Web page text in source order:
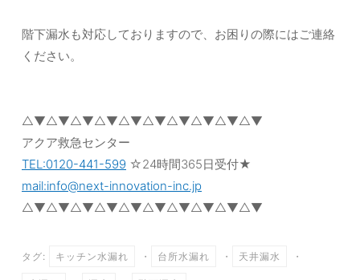
階下漏水も対応しておりますので、お困りの際にはご連絡
ください。
△▼△▼△▼△▼△▼△▼△▼△▼△▼△▼
アクア救急センター
TEL:0120-441-599 ☆24時間365日受付★
mail:info@next-innovation-inc.jp
△▼△▼△▼△▼△▼△▼△▼△▼△▼△▼
タグ: キッチン水漏れ ・ 台所水漏れ ・ 天井漏水 ・